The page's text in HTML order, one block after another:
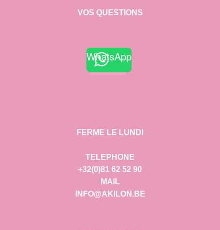
VOS QUESTIONS
WhatsApp
FERME LE LUNDI
TELEPHONE
+32(0)81 62 52 90
MAIL
INFO@AKILON.BE